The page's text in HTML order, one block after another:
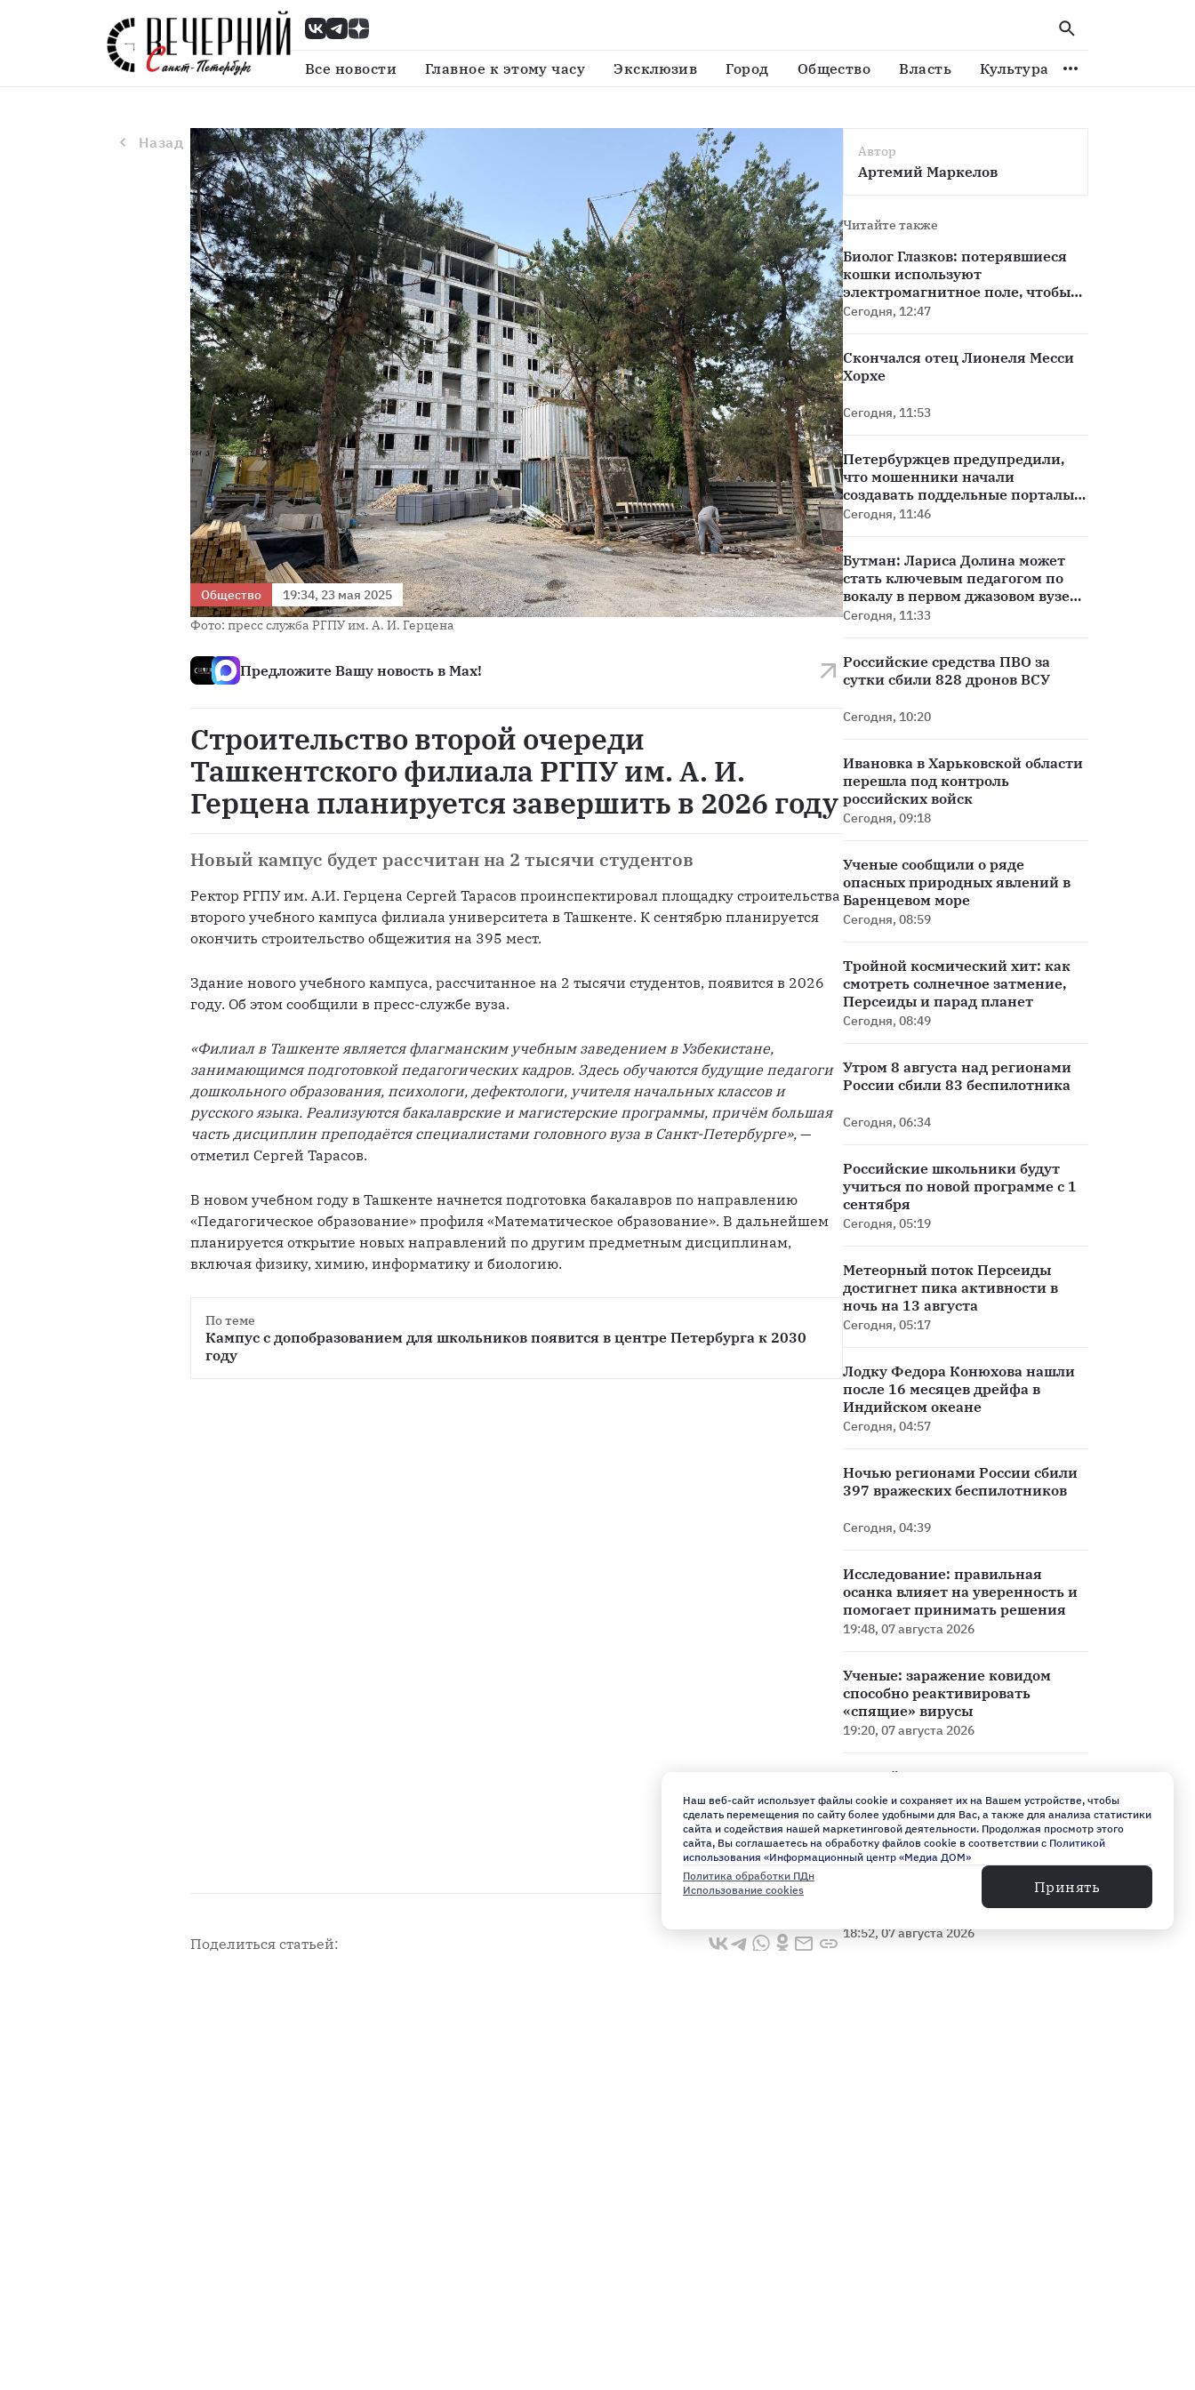
Все новости Главное к этому часу Эксклюзив Город Общество Власть Культура Спорт
Назад Строительство второй очереди Ташкентского филиала РГПУ им. А. И. Герцена планируется завершить в 2026 году
Назад
Общество
19:34, 23 мая 2025
Фото: пресс служба РГПУ им. А. И. Герцена
Предложите Вашу новость в Max!
Строительство второй очереди
Ташкентского филиала РГПУ им. А. И.
Герцена планируется завершить в 2026 году
Новый кампус будет рассчитан на 2 тысячи студентов
Ректор РГПУ им. А.И. Герцена Сергей Тарасов проинспектировал площадку строительства
второго учебного кампуса филиала университета в Ташкенте. К сентябрю планируется
окончить строительство общежития на 395 мест.
Здание нового учебного кампуса, рассчитанное на 2 тысячи студентов, появится в 2026
году. Об этом сообщили в пресс-службе вуза.
«Филиал в Ташкенте является флагманским учебным заведением в Узбекистане,
занимающимся подготовкой педагогических кадров. Здесь обучаются будущие педагоги
дошкольного образования, психологи, дефектологи, учителя начальных классов и
русского языка. Реализуются бакалаврские и магистерские программы, причём большая
часть дисциплин преподаётся специалистами головного вуза в Санкт-Петербурге», —
отметил Сергей Тарасов.
В новом учебном году в Ташкенте начнется подготовка бакалавров по направлению
«Педагогическое образование» профиля «Математическое образование». В дальнейшем
планируется открытие новых направлений по другим предметным дисциплинам,
включая физику, химию, информатику и биологию.
По теме
Кампус с допобразованием для школьников появится в центре Петербурга к 2030
году
Поделиться статьей:
Автор
Артемий Маркелов
Читайте также
Биолог Глазков: потерявшиеся
кошки используют
электромагнитное поле, чтобы
вернуться домой
Сегодня, 12:47
Скончался отец Лионеля Месси
Хорхе
Сегодня, 11:53
Петербуржцев предупредили,
что мошенники начали
создавать поддельные порталы
госуслуг
Сегодня, 11:46
Бутман: Лариса Долина может
стать ключевым педагогом по
вокалу в первом джазовом вузе
РФ
Сегодня, 11:33
Российские средства ПВО за
сутки сбили 828 дронов ВСУ
Сегодня, 10:20
Ивановка в Харьковской области
перешла под контроль
российских войск
Сегодня, 09:18
Ученые сообщили о ряде
опасных природных явлений в
Баренцевом море
Сегодня, 08:59
Тройной космический хит: как
смотреть солнечное затмение,
Персеиды и парад планет
Сегодня, 08:49
Утром 8 августа над регионами
России сбили 83 беспилотника
Сегодня, 06:34
Российские школьники будут
учиться по новой программе с 1
сентября
Сегодня, 05:19
Метеорный поток Персеиды
достигнет пика активности в
ночь на 13 августа
Сегодня, 05:17
Лодку Федора Конюхова нашли
после 16 месяцев дрейфа в
Индийском океане
Сегодня, 04:57
Ночью регионами России сбили
397 вражеских беспилотников
Сегодня, 04:39
Исследование: правильная
осанка влияет на уверенность и
помогает принимать решения
19:48, 07 августа 2026
Ученые: заражение ковидом
способно реактивировать
«спящие» вирусы
19:20, 07 августа 2026
Ученый рассказал о «последнем
прощании» домашних питомцев
19:08, 07 августа 2026
Дроны научились распознавать
объекты без GPS с помощью
18:52, 07 августа 2026
Наш веб-сайт использует файлы cookie и сохраняет их на Вашем устройстве, чтобы
сделать перемещения по сайту более удобными для Вас, а также для анализа статистики
сайта и содействия нашей маркетинговой деятельности. Продолжая просмотр этого
сайта, Вы соглашаетесь на обработку файлов cookie в соответствии с Политикой
использования «Информационный центр «Медиа ДОМ»
Политика обработки ПДн
Использование cookies
Принять